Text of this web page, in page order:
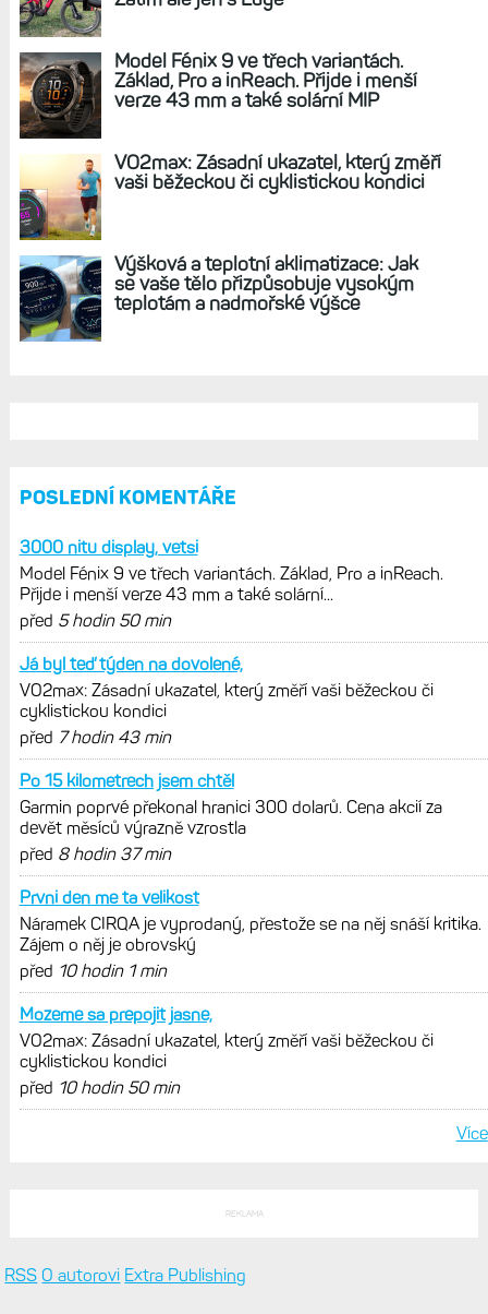
REKLAMA
Elektrokola s motorem Bosch se
Zatím ale jen s Edge
Model Fénix 9 ve třech variantách.
Základ, Pro a inReach. Přijde i menší
verze 43 mm a také solární MIP
VO2max: Zásadní ukazatel, který změří
vaši běžeckou či cyklistickou kondici
Výšková a teplotní aklimatizace: Jak
se vaše tělo přizpůsobuje vysokým
teplotám a nadmořské výšce